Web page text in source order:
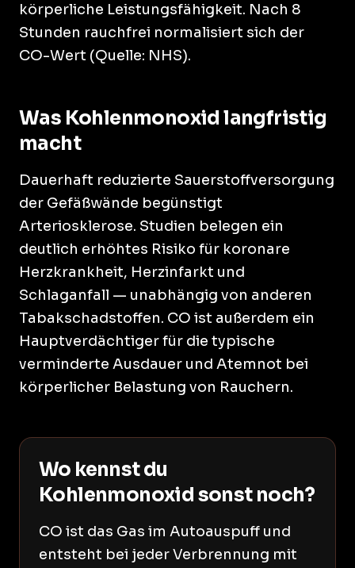
körperliche Leistungsfähigkeit. Nach 8
Stunden rauchfrei normalisiert sich der
CO-Wert (Quelle: NHS).
Was Kohlenmonoxid langfristig
macht
Dauerhaft reduzierte Sauerstoffversorgung
der Gefäßwände begünstigt
Arteriosklerose. Studien belegen ein
deutlich erhöhtes Risiko für koronare
Herzkrankheit, Herzinfarkt und
Schlaganfall — unabhängig von anderen
Tabakschadstoffen. CO ist außerdem ein
Hauptverdächtiger für die typische
verminderte Ausdauer und Atemnot bei
körperlicher Belastung von Rauchern.
Wo kennst du
Kohlenmonoxid sonst noch?
CO ist das Gas im Autoauspuff und
entsteht bei jeder Verbrennung mit